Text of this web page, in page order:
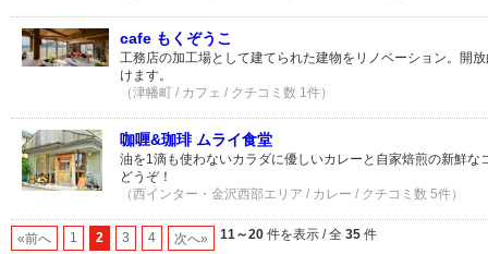
cafe もくぞうこ
工務店の加工場として建てられた建物をリノベーション。開
けます。
（津幡町 / カフェ / クチコミ数 1件）
咖喱&珈琲 ムライ食堂
油を1滴も使わないカラダに優しいカレーと自家焙煎の新鮮な
どうぞ！
（西インター・金沢西部エリア / カレー / クチコミ数 5件）
«前へ 1 2 3 4 次へ» 11～20 件を表示 / 全 35 件